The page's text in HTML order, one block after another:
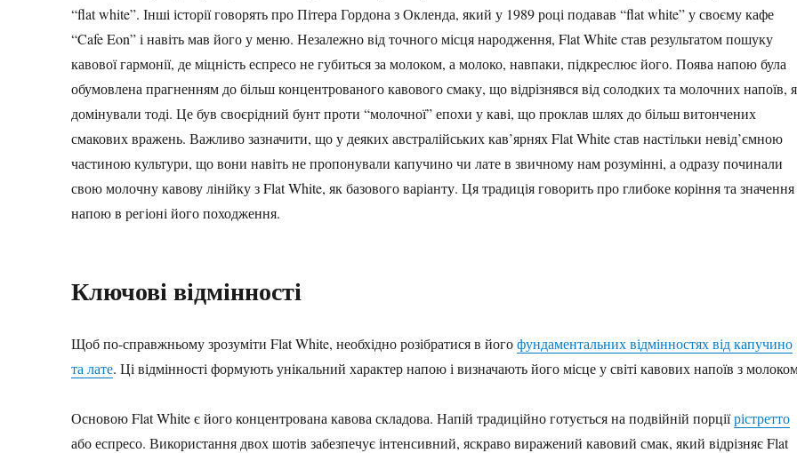
“flat white”. Інші історії говорять про Пітера Гордона з Окленда, який у 1989 році подавав “flat white” у своєму кафе
“Cafe Eon” і навіть мав його у меню. Незалежно від точного місця народження, Flat White став результатом пошуку
кавової гармонії, де міцність еспресо не губиться за молоком, а молоко, навпаки, підкреслює його. Поява напою була
обумовлена прагненням до більш концентрованого кавового смаку, що відрізнявся від солодких та молочних напоїв,
домінували тоді. Це був своєрідний бунт проти “молочної” епохи у каві, що проклав шлях до більш витончених
смакових вражень. Важливо зазначити, що у деяких австралійських кав’ярнях Flat White став настільки невід’ємною
частиною культури, що вони навіть не пропонували капучино чи лате в звичному нам розумінні, а одразу починали
свою молочну кавову лінійку з Flat White, як базового варіанту. Ця традиція говорить про глибоке коріння та значення
напою в регіоні його походження.
Ключові відмінності
Щоб по-справжньому зрозуміти Flat White, необхідно розібратися в йогофундаментальних відмінностях від капучино
та лате. Ці відмінності формують унікальний характер напою і визначають його місце у світі кавових напоїв з
Основою Flat White є його концентрована кавова складова. Напій традиційно готується на подвійній порціїрістретто
або еспресо. Використання двох шотів забезпечує інтенсивний, яскраво виражений кавовий смак, який відрізняє Flat